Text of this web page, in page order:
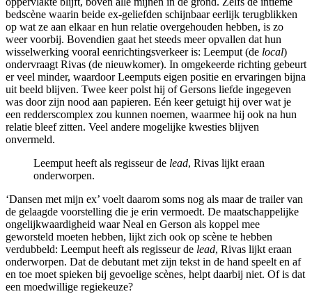
bedscène waarin beide ex-geliefden schijnbaar eerlijk terugblikken
op wat ze aan elkaar en hun relatie overgehouden hebben, is zo
weer voorbij. Bovendien gaat het steeds meer opvallen dat hun
wisselwerking vooral eenrichtingsverkeer is: Leemput (de local)
ondervraagt Rivas (de nieuwkomer). In omgekeerde richting gebeurt
er veel minder, waardoor Leemputs eigen positie en ervaringen bijna
uit beeld blijven. Twee keer polst hij of Gersons liefde ingegeven
was door zijn nood aan papieren. Eén keer getuigt hij over wat je
een redderscomplex zou kunnen noemen, waarmee hij ook na hun
relatie bleef zitten. Veel andere mogelijke kwesties blijven
onvermeld.
Leemput heeft als regisseur de lead, Rivas lijkt eraan
onderworpen.
‘Dansen met mijn ex’ voelt daarom soms nog als maar de trailer van
de gelaagde voorstelling die je erin vermoedt. De maatschappelijke
ongelijkwaardigheid waar Neal en Gerson als koppel mee
geworsteld moeten hebben, lijkt zich ook op scène te hebben
verdubbeld: Leemput heeft als regisseur de lead, Rivas lijkt eraan
onderworpen. Dat de debutant met zijn tekst in de hand speelt en af
en toe moet spieken bij gevoelige scènes, helpt daarbij niet. Of is dat
een moedwillige regiekeuze?